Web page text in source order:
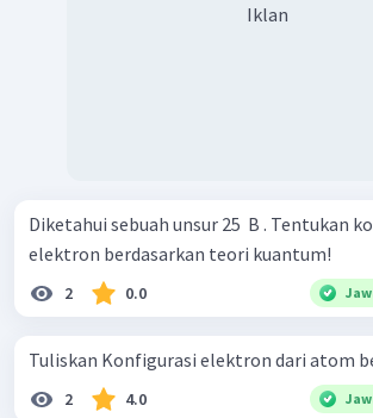
Iklan
Diketahui sebuah unsur 25 ​ B . Tentukan
elektron berdasarkan teori kuantum!
2 0.0
2 4.0